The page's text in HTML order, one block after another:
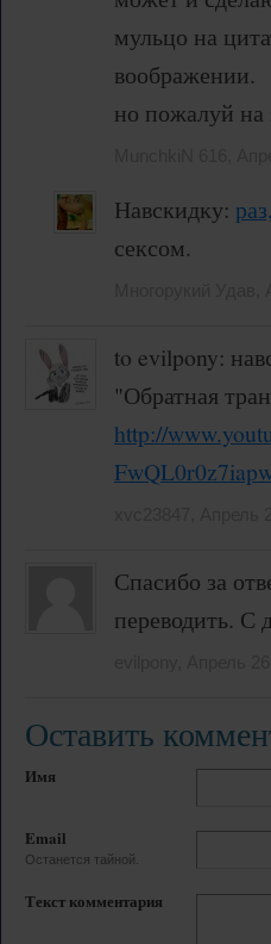
мульцо на
воображении.
но пожалуй на
Навскидку: раз,
сексом.
to evilpony:
"Обратная
http://
Спасибо за
переводить. С
Оставить
Имя
Email
Останется тайной.
Текст комментария